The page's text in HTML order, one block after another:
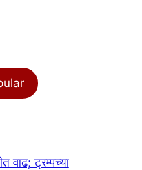
वाढ; ट्रम्पच्या